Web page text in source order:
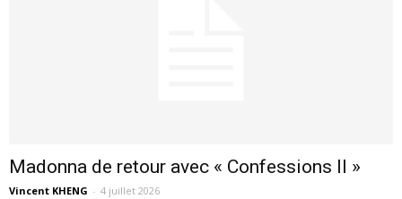
Madonna de retour avec « Confessions II »
Vincent KHENG - 4 juillet 2026